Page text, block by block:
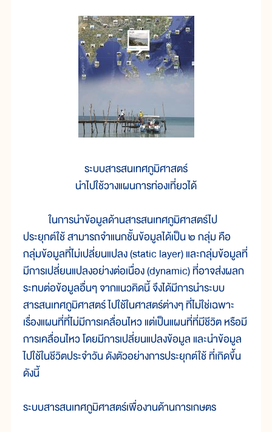
ระบบสารสนเทศภูมิศาสตร์
นำไปใช้วางแผนการท่องเที่ยวได้
ในการนำข้อมูลด้านสารสนเทศภูมิศาสตร์ไป
ประยุกต์ใช้ สามารถจำแนกชั้นข้อมูลได้เป็น ๒ กลุ่ม คือ
กลุ่มข้อมูลที่ไม่เปลี่ยนแปลง (static layer) และกลุ่มข้อมูลที่
มีการเปลี่ยนแปลงอย่างต่อเนื่อง (dynamic) ที่อาจส่งผลก
ระทบต่อข้อมูลอื่นๆ จากแนวคิดนี้ จึงได้มีการนำระบบ
สารสนเทศภูมิศาสตร์ ไปใช้ในศาสตร์ต่างๆ ที่ไม่ใช่เฉพาะ
เรื่องแผนที่ที่ไม่มีการเคลื่อนไหว แต่เป็นแผนที่ที่มีชีวิต หรือมี
การเคลื่อนไหว โดยมีการเปลี่ยนแปลงข้อมูล และนำข้อมูล
ไปใช้ในชีวิตประจำวัน ดังตัวอย่างการประยุกต์ใช้ ที่เกิดขึ้น
ดังนี้
ระบบสารสนเทศภูมิศาสตร์เพื่องานด้านการเกษตร